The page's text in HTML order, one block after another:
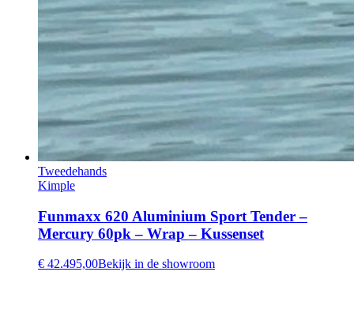
Tweedehands
Kimple
Funmaxx 620 Aluminium Sport Tender –
Mercury 60pk – Wrap – Kussenset
€ 42.495,00Bekijk in de showroom